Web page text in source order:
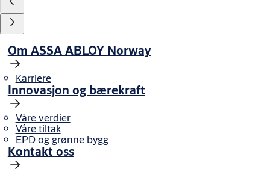
Om ASSA ABLOY Norway
Karriere
Innovasjon og bærekraft
Våre verdier
Våre tiltak
EPD og grønne bygg
Kontakt oss